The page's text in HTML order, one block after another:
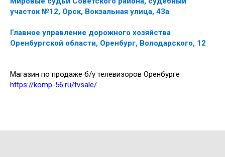
участок №12, Орск, Вокзальная улица, 43а
Главное управление дорожного хозяйства
Оренбургской области, Оренбург, Володарского, 12
Магазин по продаже б/у телевизоров Оренбурге
https://komp-56.ru/tvsale/